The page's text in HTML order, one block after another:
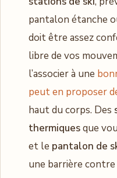
pantalon étanche
doit être assez
libre de vos
l’associer à une
peut en proposer
haut du corps. Des
thermiquesque
et le pantalon de
une barrière